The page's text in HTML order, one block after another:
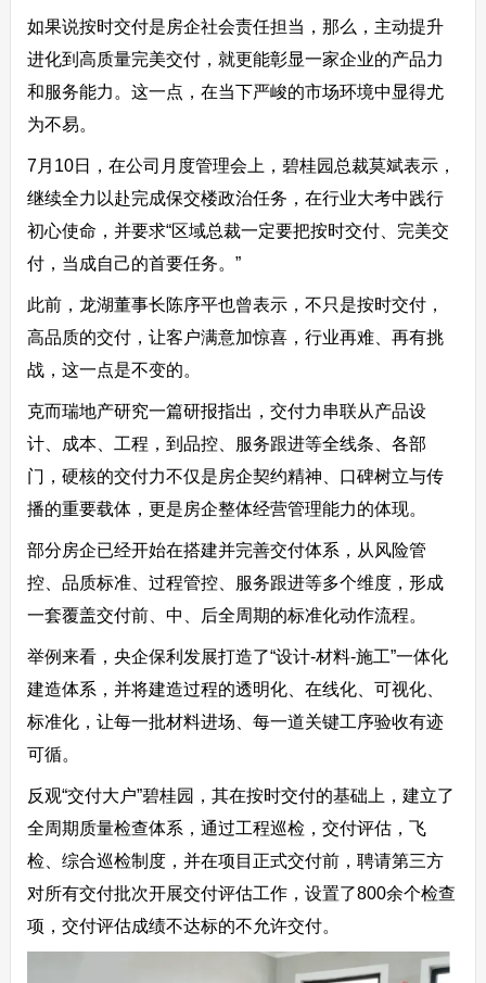
如果说按时交付是房企社会责任担当，那么，主动提升
进化到高质量完美交付，就更能彰显一家企业的产品力
和服务能力。这一点，在当下严峻的市场环境中显得尤
为不易。
7月10日，在公司月度管理会上，碧桂园总裁莫斌表示，
继续全力以赴完成保交楼政治任务，在行业大考中践行
初心使命，并要求“区域总裁一定要把按时交付、完美交
付，当成自己的首要任务。”
此前，龙湖董事长陈序平也曾表示，不只是按时交付，
高品质的交付，让客户满意加惊喜，行业再难、再有挑
战，这一点是不变的。
克而瑞地产研究一篇研报指出，交付力串联从产品设
计、成本、工程，到品控、服务跟进等全线条、各部
门，硬核的交付力不仅是房企契约精神、口碑树立与传
播的重要载体，更是房企整体经营管理能力的体现。
部分房企已经开始在搭建并完善交付体系，从风险管
控、品质标准、过程管控、服务跟进等多个维度，形成
一套覆盖交付前、中、后全周期的标准化动作流程。
举例来看，央企保利发展打造了“设计-材料-施工”一体化
建造体系，并将建造过程的透明化、在线化、可视化、
标准化，让每一批材料进场、每一道关键工序验收有迹
可循。
反观“交付大户”碧桂园，其在按时交付的基础上，建立了
全周期质量检查体系，通过工程巡检，交付评估，飞
检、综合巡检制度，并在项目正式交付前，聘请第三方
对所有交付批次开展交付评估工作，设置了800余个检查
项，交付评估成绩不达标的不允许交付。